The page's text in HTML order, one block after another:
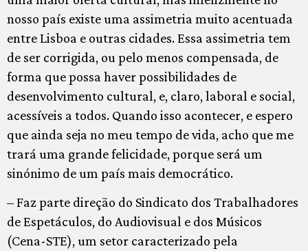
nosso país existe uma assimetria muito acentuada
entre Lisboa e outras cidades. Essa assimetria tem
de ser corrigida, ou pelo menos compensada, de
forma que possa haver possibilidades de
desenvolvimento cultural, e, claro, laboral e social,
acessíveis a todos. Quando isso acontecer, e espero
que ainda seja no meu tempo de vida, acho que me
trará uma grande felicidade, porque será um
sinónimo de um país mais democrático.
– Faz parte direção do Sindicato dos Trabalhadores
de Espetáculos, do Audiovisual e dos Músicos
(Cena-STE), um setor caracterizado pela